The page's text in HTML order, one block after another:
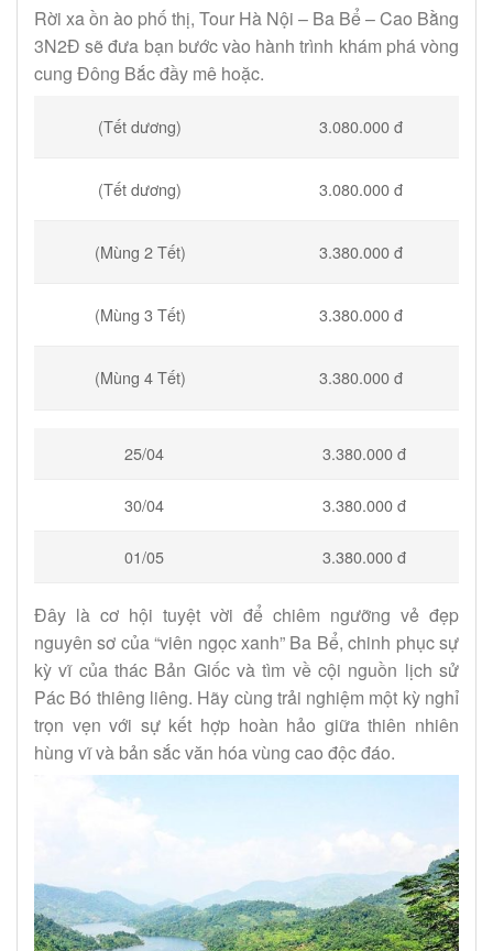
Rời xa ồn ào phố thị, Tour Hà Nội – Ba Bể – Cao Bằng
3N2Đ sẽ đưa bạn bước vào hành trình khám phá vòng
cung Đông Bắc đầy mê hoặc.
(Tết dương) 3.080.000 đ
(Tết dương) 3.080.000 đ
(Mùng 2 Tết) 3.380.000 đ
(Mùng 3 Tết) 3.380.000 đ
(Mùng 4 Tết) 3.380.000 đ
25/04 3.380.000 đ
30/04 3.380.000 đ
01/05 3.380.000 đ
Đây là cơ hội tuyệt vời để chiêm ngưỡng vẻ đẹp
nguyên sơ của “viên ngọc xanh” Ba Bể, chinh phục sự
kỳ vĩ của thác Bản Giốc và tìm về cội nguồn lịch sử
Pác Bó thiêng liêng. Hãy cùng trải nghiệm một kỳ nghỉ
trọn vẹn với sự kết hợp hoàn hảo giữa thiên nhiên
hùng vĩ và bản sắc văn hóa vùng cao độc đáo.